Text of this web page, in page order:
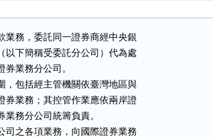
業務，委託同一證券商經中央銀
以下簡稱受委託分公司）代為處
業務分公司。
，包括經主管機關依臺灣地區與
券業務；其控管作業應依兩岸證
務分公司統籌負責。
司之各項業務，向國際證券業務